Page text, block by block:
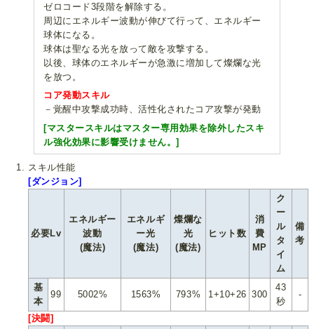
ゼロコード3段階を解除する。
周辺にエネルギー波動が伸びて行って、エネルギー
球体になる。
球体は聖なる光を放って敵を攻撃する。
以後、球体のエネルギーが急激に増加して燦爛な光
を放つ。
コア発動スキル
－覚醒中攻撃成功時、活性化されたコア攻撃が発動
[マスタースキルはマスター専用効果を除外したスキ
ル強化効果に影響受けません。]
スキル性能
[ダンジョン]
必要Lv
エネルギー
波動
(魔法)
エネルギ
ー光
(魔法)
燦爛な
光
(魔法)
ヒット数
消
費
MP
ク
ー
ル
タ
イ
ム
備
考
基
本
99 5002% 1563% 793% 1+10+26 300
43
秒
-
[決闘]